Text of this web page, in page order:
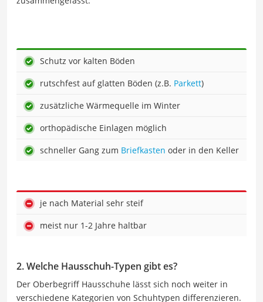
Schutz vor kalten Böden
rutschfest auf glatten Böden (z.B. Parkett)
zusätzliche Wärmequelle im Winter
orthopädische Einlagen möglich
schneller Gang zum Briefkasten oder in den Keller
je nach Material sehr steif
meist nur 1-2 Jahre haltbar
2. Welche Hausschuh-Typen gibt es?
Der Oberbegriff Hausschuhe lässt sich noch weiter in
verschiedene Kategorien von Schuhtypen differenzieren.